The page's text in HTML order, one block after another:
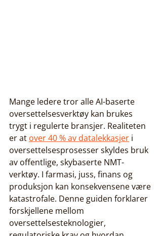
Mange ledere tror alle AI-baserte
oversettelsesverktøy kan brukes
trygt i regulerte bransjer. Realiteten
er at over 40 % av datalekkasjer i
oversettelsesprosesser skyldes bruk
av offentlige, skybaserte NMT-
verktøy. I farmasi, juss, finans og
produksjon kan konsekvensene være
katastrofale. Denne guiden forklarer
forskjellene mellom
oversettelsesteknologier,